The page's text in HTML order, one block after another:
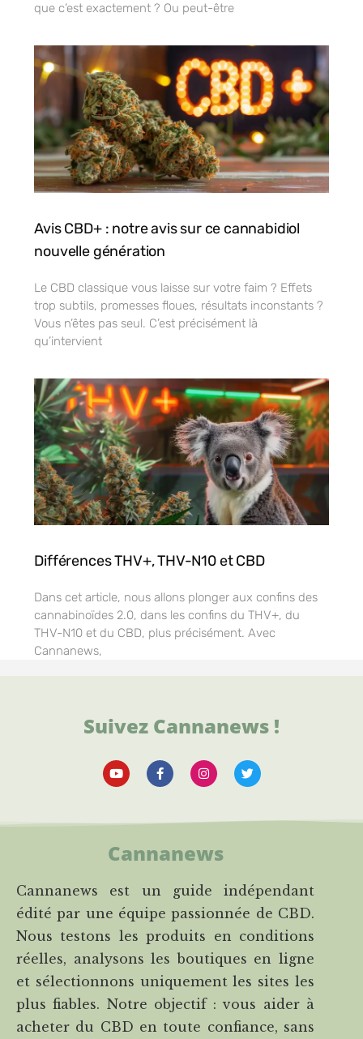
que c’est exactement ? Ou peut-être
Avis CBD+ : notre avis sur ce cannabidiol
nouvelle génération
Le CBD classique vous laisse sur votre faim ? Effets
trop subtils, promesses floues, résultats inconstants ?
Vous n’êtes pas seul. C’est précisément là
qu’intervient
Différences THV+, THV-N10 et CBD
Dans cet article, nous allons plonger aux confins des
cannabinoïdes 2.0, dans les confins du THV+, du
THV-N10 et du CBD, plus précisément. Avec
Cannanews,
Suivez Cannanews !
Cannanews
Cannanews est un guide indépendant
édité par une équipe passionnée de CBD.
Nous testons les produits en conditions
réelles, analysons les boutiques en ligne
et sélectionnons uniquement les sites les
plus fiables. Notre objectif : vous aider à
acheter du CBD en toute confiance, sans